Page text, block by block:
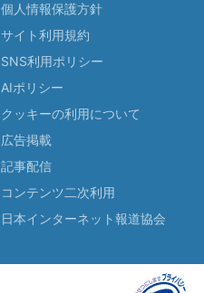
個人情報保護方針
サイト利用規約
SNS利用ポリシー
AIポリシー
クッキーの利用について
広告掲載
記事配信
コンテンツ二次利用
日本インターネット報道協会